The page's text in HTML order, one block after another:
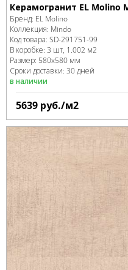
Керамогранит EL Molino
Бренд: EL Molino
Коллекция: Mindo
Код товара: SD-291751-99
В коробке: 3 шт, 1.002 м2
Размер: 580x580 мм
Сроки доставки: 30 дней
в наличии
5639 руб./м2